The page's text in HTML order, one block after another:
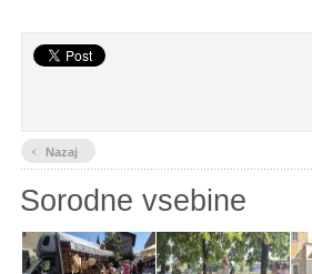
‹ Nazaj
Sorodne vsebine